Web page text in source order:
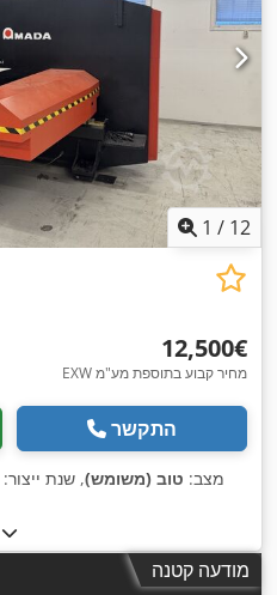
1 / 12
‏12,500 ‏€
EXW מחיר קבוע בתוספת מע"מ
התקשר
מצב: טוב (משומש), שנת ייצור:
מודעה קטנה